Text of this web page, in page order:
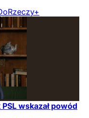
wskazał powód